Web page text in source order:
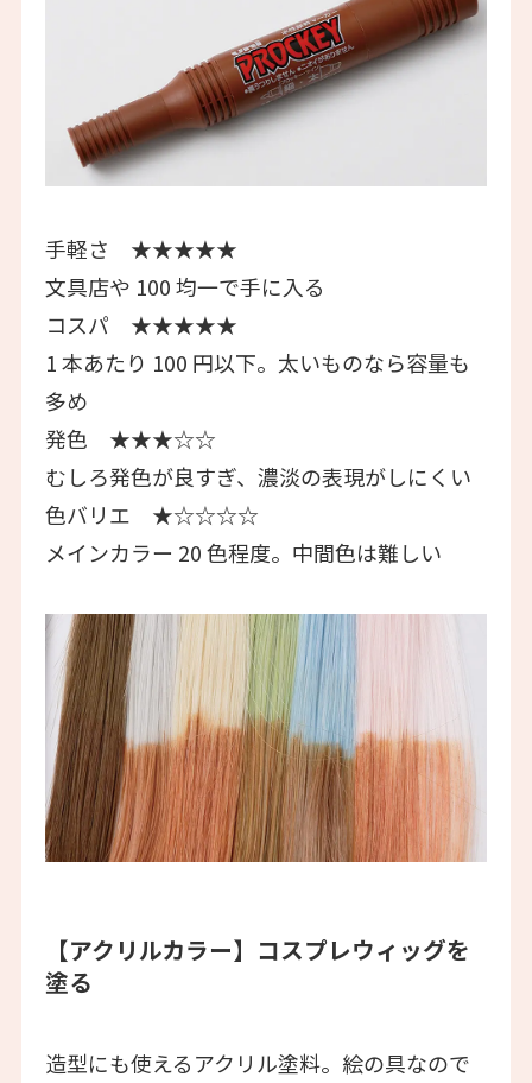
手軽さ ★★★★★
文具店や 100 均一で手に入る
コスパ ★★★★★
1 本あたり 100 円以下。太いものなら容量も
多め
発色 ★★★☆☆
むしろ発色が良すぎ、濃淡の表現がしにくい
色バリエ ★☆☆☆☆
メインカラー 20 色程度。中間色は難しい
【アクリルカラー】 コスプレウィッグを
塗る
造型にも使えるアクリル塗料。絵の具なので